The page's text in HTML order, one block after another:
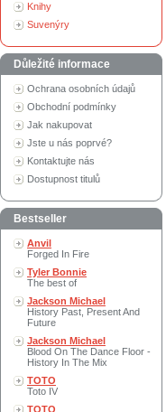
Knihy
Suvenýry
Důležité informace
Ochrana osobních údajů
Obchodní podmínky
Jak nakupovat
Jste u nás poprvé?
Kontaktujte nás
Dostupnost titulů
Bestseller
Anvil
Forged In Fire
Tyler Bonnie
The best of
Jackson Michael
History Past, Present And
Future
Jackson Michael
Blood On The Dance Floor -
History In The Mix
TOTO
Toto IV
TOTO